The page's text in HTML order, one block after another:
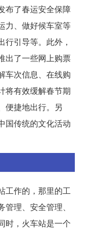
布了春运安全保障
力、做好候车室等
引导等。此外，
出了一些网上购票
车次信息、在线购
将有效缓解春节期
便捷地出行。另
国传统的文化活动
工作的，那里的工
理、安全管理、
时，火车站是一个